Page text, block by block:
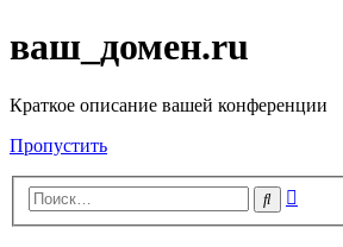
ваш_домен.ru
Краткое описание вашей конференции
Пропустить
Поиск